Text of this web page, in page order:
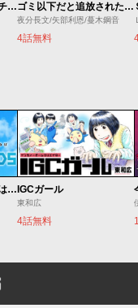
俺の『鑑定』スキルがチートすぎて ゴミ以下だと追放された使用人、実は前世賢者です ～史上最強の賢者、世界最高峰の学園に通う～
夜分長文/矢部利恩/蔓木鋼音
4話無料
魔法少女リリカルなのは EXCEEDS IGCガール
東和広
4話無料